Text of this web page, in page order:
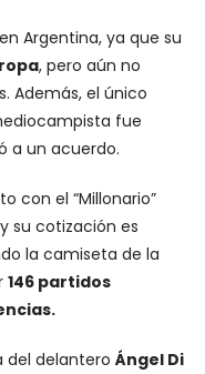
Argentina, ya que su
, pero aún no
Además, el único
fue
a un acuerdo.
con el “Millonario”
y su cotización es
la camiseta de la
146 partidos
del delanteroÁngel Di